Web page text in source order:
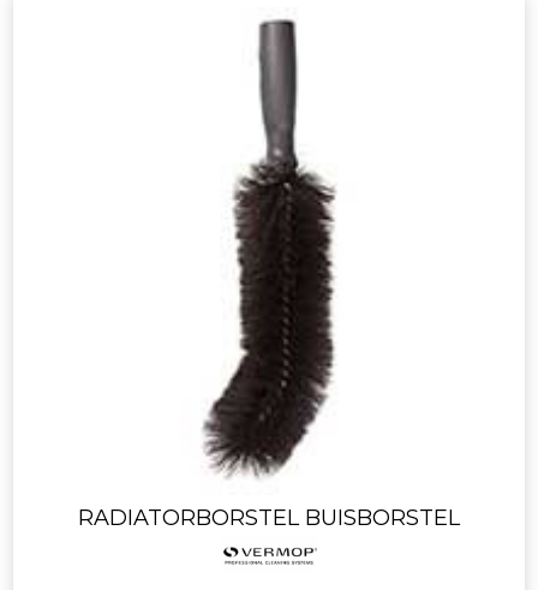
RADIATORBORSTEL BUISBORSTEL